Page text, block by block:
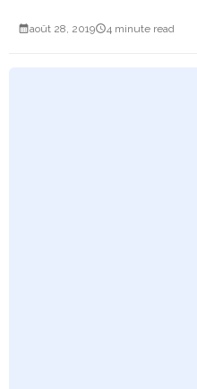
août 28, 2019 4 minute read